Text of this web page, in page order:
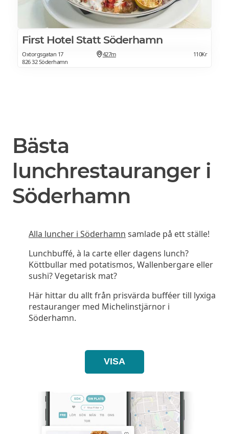
First Hotel Statt Söderhamn
Oxtorgsgatan 17
826 32 Söderhamn
427m 110Kr
Bästa
lunchrestauranger i
Söderhamn
Alla luncher i Söderhamn samlade på ett ställe!
Lunchbuffé, à la carte eller dagens lunch?
Köttbullar med potatismos, Wallenbergare eller
sushi? Vegetarisk mat?
Här hittar du allt från prisvärda bufféer till lyxiga
restauranger med Michelinstjärnor i
Söderhamn.
VISA